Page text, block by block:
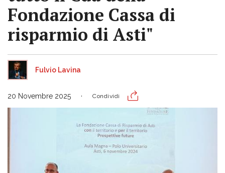
Fondazione Cassa di
risparmio di Asti"
Fulvio Lavina
20 Novembre 2025 Condividi